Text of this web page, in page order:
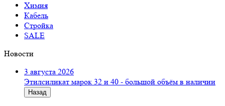
Химия
Кабель
Стройка
SALE
Новости
3 августа 2026
Этилсиликат марок 32 и 40 - большой объём в наличии
Назад